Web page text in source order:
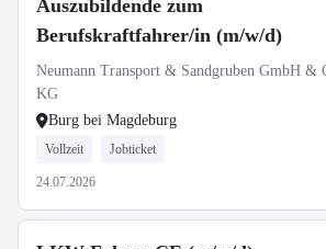
Auszubildende zum
Berufskraftfahrer/in (m/w/d)
Neumann Transport & Sandgruben GmbH &
KG
Burg bei Magdeburg
Vollzeit Jobticket
24.07.2026